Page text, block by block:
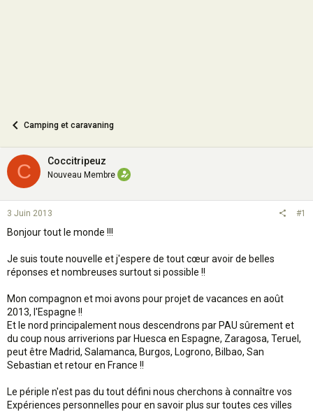
Camping et caravaning
C Coccitripeuz
Nouveau Membre
3 Juin 2013 #1
Bonjour tout le monde !!!
Je suis toute nouvelle et j'espere de tout cœur avoir de belles
réponses et nombreuses surtout si possible !!
Mon compagnon et moi avons pour projet de vacances en août
2013, l'Espagne !!
Et le nord principalement nous descendrons par PAU sûrement et
du coup nous arriverions par Huesca en Espagne, Zaragosa, Teruel,
peut être Madrid, Salamanca, Burgos, Logrono, Bilbao, San
Sebastian et retour en France !!
Le périple n'est pas du tout défini nous cherchons à connaître vos
Expériences personnelles pour en savoir plus sur toutes ces villes